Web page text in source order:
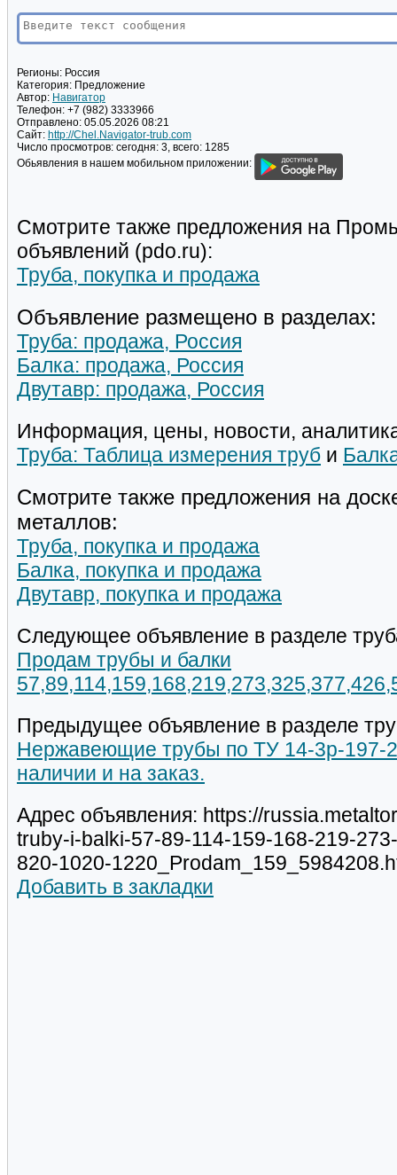
Регионы: Россия
Категория: Предложение
Автор: Навигатор
Телефон: +7 (982) 3333966
Отправлено: 05.05.2026 08:21
Сайт: http://Chel.Navigator-trub.com
Число просмотров: сегодня: 3, всего: 1285
Обьявления в нашем мобильном приложении:
Смотрите также предложения на
объявлений (pdo.ru):
Труба, покупка и продажа
Объявление размещено в разделах:
Труба: продажа, Россия
Балка: продажа, Россия
Двутавр: продажа, Россия
Информация, цены, новости,
Труба: Таблица измерения труб и
Смотрите также предложения на
металлов:
Труба, покупка и продажа
Балка, покупка и продажа
Двутавр, покупка и продажа
Следующее объявление в разделе
Продам трубы и балки
Предыдущее объявление в разделе
Нержавеющие трубы по ТУ 14-3р-197-
наличии и на заказ.
Адрес объявления: https://
truby-i-balki-57-89-114-159-168-219-
820-1020-
Добавить в закладки